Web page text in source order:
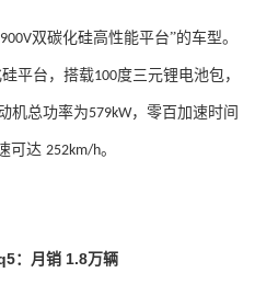
900V双碳化硅高性能平台”的车型。
平台，搭载100度三元锂电池包，
机总功率为579kW，零百加速时间
可达 252km/h。
：月销 1.8万辆